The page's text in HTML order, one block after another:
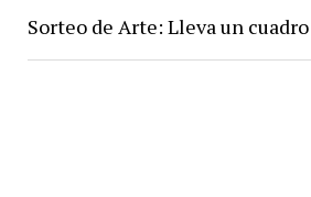
Sorteo de Arte: Lleva un